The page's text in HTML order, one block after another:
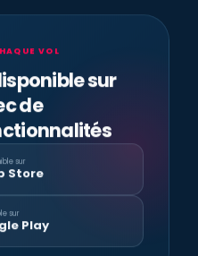
VOL
sur
de
sur
Store
sur
Play